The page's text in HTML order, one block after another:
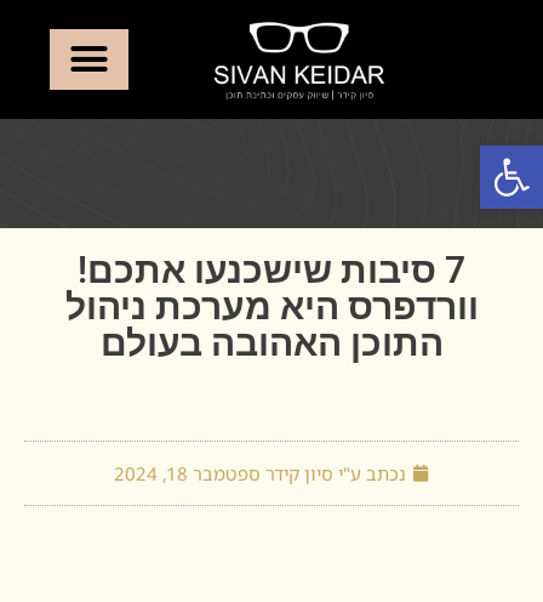
פתח סרגל נגישות
7 סיבות שישכנעו אתכם!
וורדפרס היא מערכת ניהול
התוכן האהובה בעולם
נכתב ע"י סיון קידר ספטמבר 18, 2024